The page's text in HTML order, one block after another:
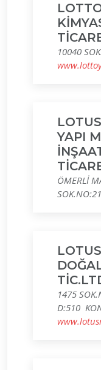
10040
YAPI
ÖMERLİ
1475
D:510